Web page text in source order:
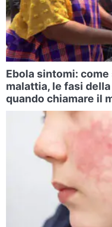
Ebola sintomi:
malattia, le fasi
quando chiamare il